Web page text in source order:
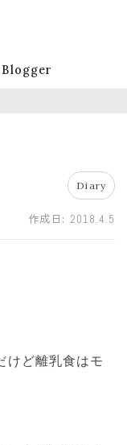
Blogger
Diary
作成日: 2018.4.5
けど離乳食はモ